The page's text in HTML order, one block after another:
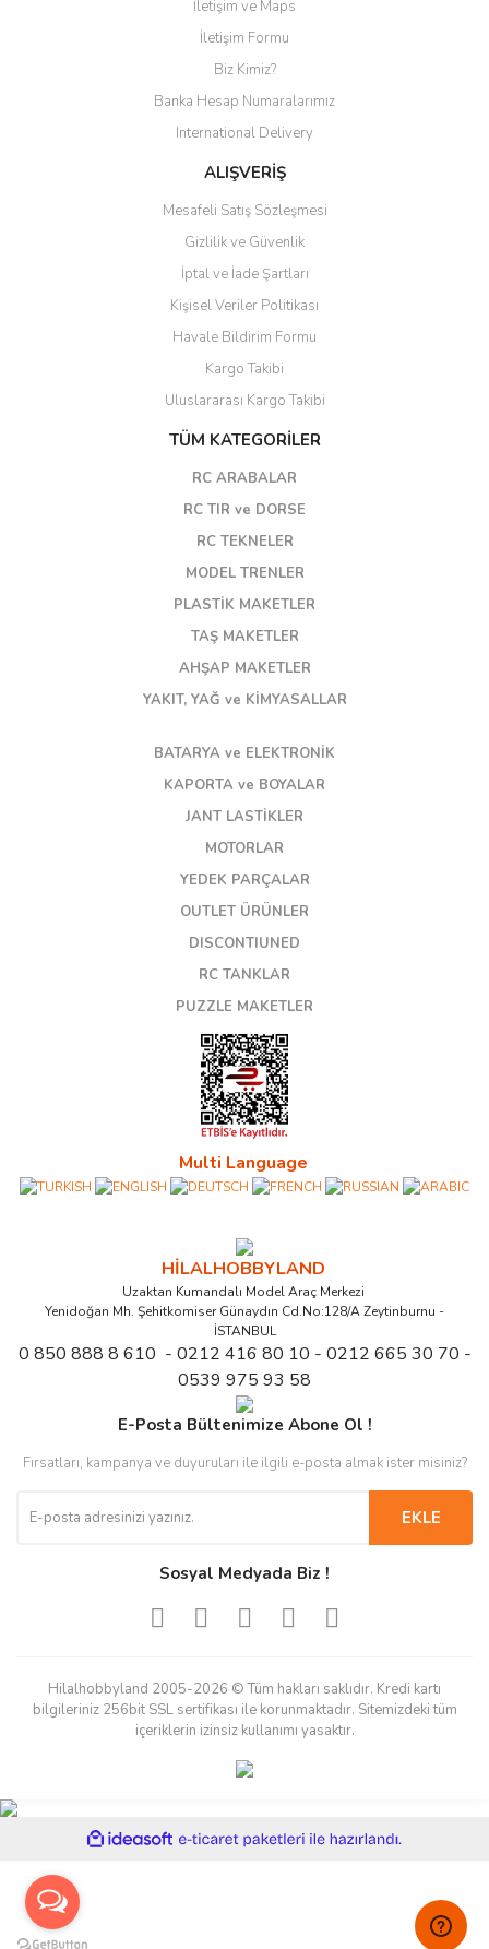
Yorum Yaz
İletişim ve Maps
İletişim Formu
Biz Kimiz?
Banka Hesap Numaralarımız
International Delivery
ALIŞVERİŞ
Mesafeli Satış Sözleşmesi
Gizlilik ve Güvenlik
İptal ve İade Şartları
Kişisel Veriler Politikası
Havale Bildirim Formu
Kargo Takibi
Uluslararası Kargo Takibi
TÜM KATEGORİLER
RC ARABALAR
RC TIR ve DORSE
RC TEKNELER
MODEL TRENLER
PLASTİK MAKETLER
TAŞ MAKETLER
AHŞAP MAKETLER
YAKIT, YAĞ ve KİMYASALLAR
BATARYA ve ELEKTRONİK
KAPORTA ve BOYALAR
JANT LASTİKLER
MOTORLAR
YEDEK PARÇALAR
OUTLET ÜRÜNLER
DISCONTIUNED
RC TANKLAR
PUZZLE MAKETLER
Multi Language
HİLALHOBBYLAND
Uzaktan Kumandalı Model Araç Merkezi
Yenidoğan Mh. Şehitkomiser Günaydın Cd.No:128/A Zeytinburnu -
İSTANBUL
0 850 888 8 610 - 0212 416 80 10 - 0212 665 30 70 -
0539 975 93 58
E-Posta Bültenimize Abone Ol !
Fırsatları, kampanya ve duyuruları ile ilgili e-posta almak ister misiniz?
EKLE
Sosyal Medyada Biz !
Hilalhobbyland 2005-2026 © Tüm hakları saklıdır. Kredi kartı
bilgileriniz 256bit SSL sertifikası ile korunmaktadır. Sitemizdeki tüm
içeriklerin izinsiz kullanımı yasaktır.
ideasoft
e-